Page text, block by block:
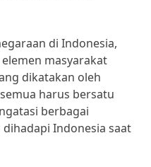
di Indonesia,
masyarakat
dikatakan oleh
harus bersatu
berbagai
Indonesia saat